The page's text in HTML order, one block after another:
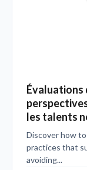
Évaluations
les talents
Discover how
practices that
avoiding...